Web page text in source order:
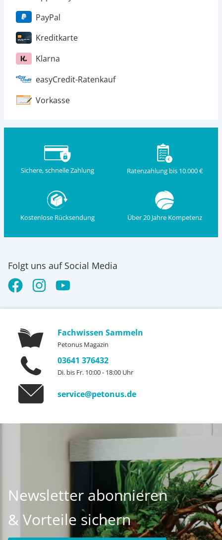
PayPal
Kreditkarte
Klarna
easyCredit-Ratenkauf
Vorkasse
Sichere, schnelle Zahlung Ratenzahlung bis 10.000 €
Kostenlose Rücksendung Über 20 Jahre Kompetenz
Folgt uns auf Social Media
Fachwissen Sammeln
Petonus Magazin
03641 376432
Di. bis Fr. 10:00 - 18:00 Uhr
service@petonus.de
Newsletter abonnieren
& Vorteile sichern